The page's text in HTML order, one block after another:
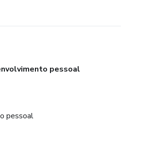
pessoal
pessoal